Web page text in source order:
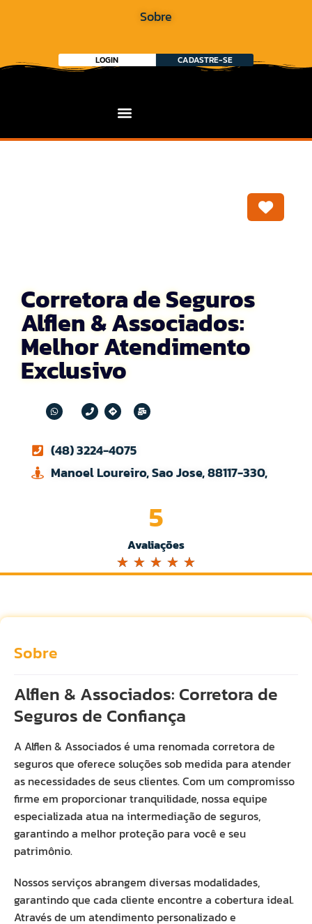
Sobre
LOGIN CADASTRE-SE
Corretora de Seguros
Alflen & Associados:
Melhor Atendimento
Exclusivo
(48) 3224-4075
Manoel Loureiro, Sao Jose, 88117-330,
Avaliações
5
☆ ☆ ☆ ☆ ☆
Sobre
Alflen & Associados: Corretora de
Seguros de Confiança
A Alflen & Associados é uma renomada corretora de
seguros que oferece soluções sob medida para atender
as necessidades de seus clientes. Com um compromisso
firme em proporcionar tranquilidade, nossa equipe
especializada atua na intermediação de seguros,
garantindo a melhor proteção para você e seu
patrimônio.
Nossos serviços abrangem diversas modalidades,
garantindo que cada cliente encontre a cobertura ideal.
Através de um atendimento personalizado e